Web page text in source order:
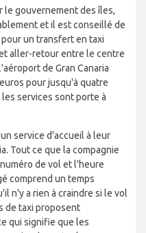
gouvernement des îles,
et il est conseillé de
un transfert en taxi
aller-retour entre le centre
de Gran Canaria
pour jusqu'à quatre
services sont porte à
service d'accueil à leur
Tout ce que la compagnie
de vol et l'heure
comprend un temps
n'y a rien à craindre si le vol
de taxi proposent
qui signifie que les